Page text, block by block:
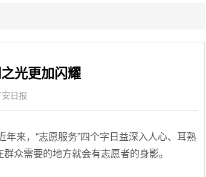
光更加闪耀
日报
来，“志愿服务”四个字日益深入人心、耳熟
众需要的地方就会有志愿者的身影。